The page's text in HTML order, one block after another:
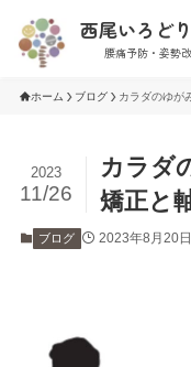
西尾いろど
腰痛予防・姿勢
ホーム ブログ カラダのゆが
カラダ
矯正と
2023
11/26
ブログ 2023年8月20日